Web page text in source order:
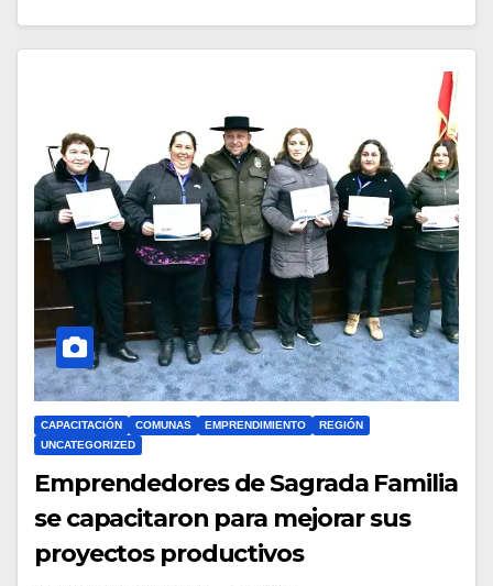
CAPACITACIÓN COMUNAS EMPRENDIMIENTO
REGIÓN
UNCATEGORIZED
Emprendedores de Sagrada Familia
se capacitaron para mejorar sus
proyectos productivos